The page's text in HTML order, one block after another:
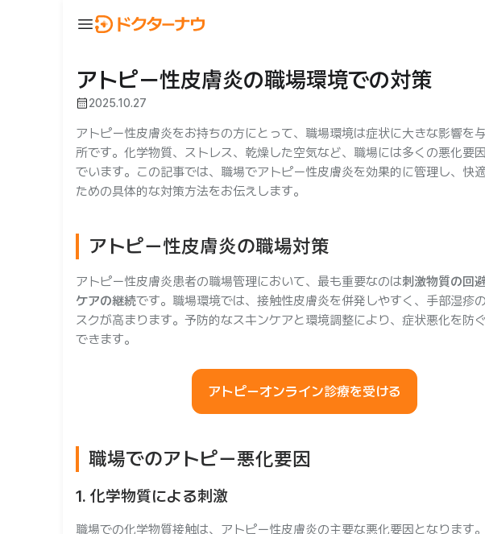
menu
アトピー性皮膚炎の職場環境での対策
calendar_month2025.10.27
アトピー性皮膚炎をお持ちの方にとって、職場環境は症状に大きな影響を
所です。化学物質、ストレス、乾燥した空気など、職場には多くの悪化要
でいます。この記事では、職場でアトピー性皮膚炎を効果的に管理し、快
ための具体的な対策方法をお伝えします。
アトピー性皮膚炎の職場対策
アトピー性皮膚炎患者の職場管理において、最も重要なのは刺激物質の回
ケアの継続です。職場環境では、接触性皮膚炎を併発しやすく、手部湿疹
スクが高まります。予防的なスキンケアと環境調整により、症状悪化を防
できます。
アトピーオンライン診療を受ける
職場でのアトピー悪化要因
1. 化学物質による刺激
職場での化学物質接触は、アトピー性皮膚炎の主要な悪化要因となります